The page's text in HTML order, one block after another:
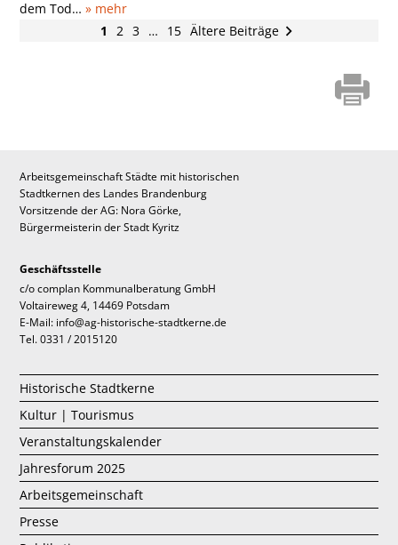
dem Tod…» mehr
1
2 3 … 15 Ältere Beiträge
Arbeitsgemeinschaft Städte mit historischen
Stadtkernen des Landes Brandenburg
Vorsitzende der AG: Nora Görke,
Bürgermeisterin der Stadt Kyritz
Geschäftsstelle
c/o complan Kommunalberatung GmbH
Voltaireweg 4, 14469 Potsdam
E-Mail: info@ag-historische-stadtkerne.de
Tel. 0331 / 2015120
Historische Stadtkerne
Kultur | Tourismus
Veranstaltungskalender
Jahresforum 2025
Arbeitsgemeinschaft
Presse